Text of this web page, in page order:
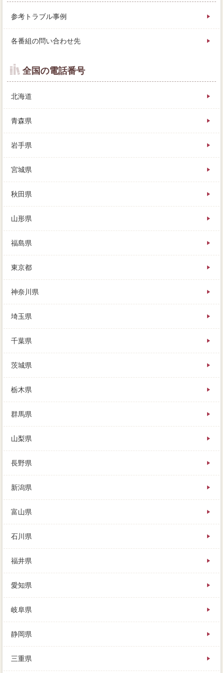
参考トラブル事例
各番組の問い合わせ先
全国の電話番号
北海道
青森県
岩手県
宮城県
秋田県
山形県
福島県
東京都
神奈川県
埼玉県
千葉県
茨城県
栃木県
群馬県
山梨県
長野県
新潟県
富山県
石川県
福井県
愛知県
岐阜県
静岡県
三重県